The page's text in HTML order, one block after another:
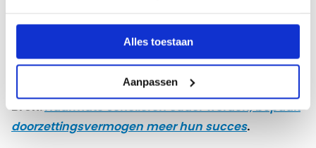
Alles toestaan
Aanpassen
succesvoller onderwijs. Zodat waarbij leerlingen
beter voorbereid zijn op de uitdagingen van zowel
schoolwerk als persoonlijke leven.
Bron:Naarmate scholieren ouder worden, bepaalt
doorzettingsvermogen meer hun succes.